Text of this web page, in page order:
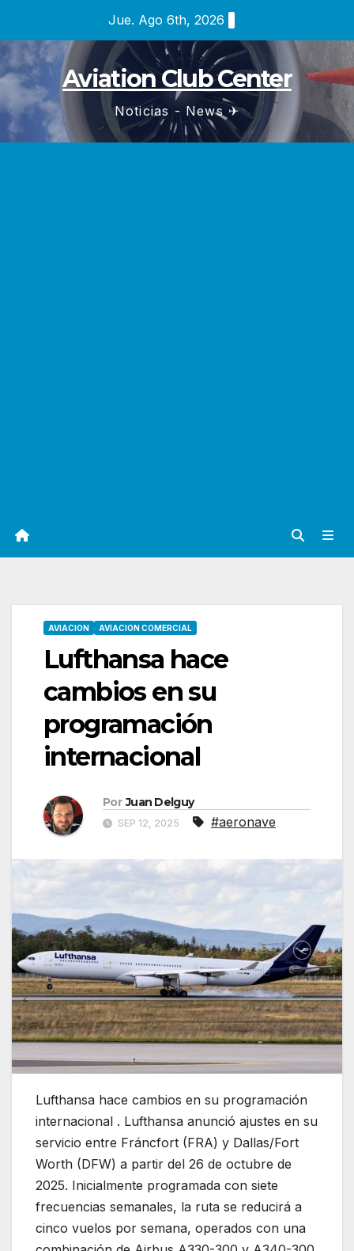
contenido
Jue. Ago 6th, 2026
Aviation Club Center
Noticias - News ✈
AVIACION AVIACION COMERCIAL
Lufthansa hace
cambios en su
programación
internacional
Por Juan Delguy
SEP 12, 2025 #aeronave
Lufthansa hace cambios en su programación
internacional . Lufthansa anunció ajustes en su
servicio entre Fráncfort (FRA) y Dallas/Fort
Worth (DFW) a partir del 26 de octubre de
2025. Inicialmente programada con siete
frecuencias semanales, la ruta se reducirá a
cinco vuelos por semana, operados con una